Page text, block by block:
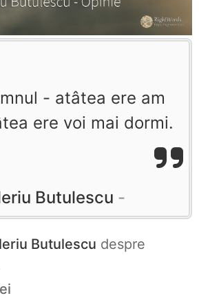
- atâtea ere am
ere voi mai dormi.
Butulescu
Butulescu despre